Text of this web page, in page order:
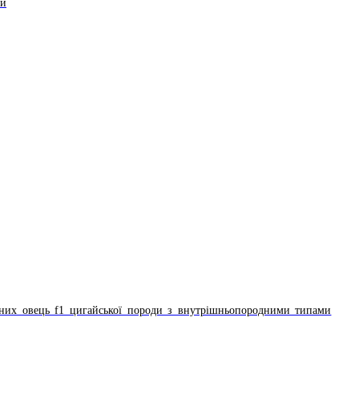
овець f1 цигайської породи з внутрішньопородними типами